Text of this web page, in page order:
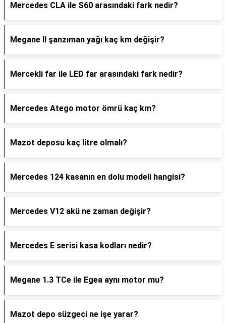
Mercedes CLA ile S60 arasındaki fark nedir?
Megane II şanzıman yağı kaç km değişir?
Mercekli far ile LED far arasındaki fark nedir?
Mercedes Atego motor ömrü kaç km?
Mazot deposu kaç litre olmalı?
Mercedes 124 kasanın en dolu modeli hangisi?
Mercedes V12 akü ne zaman değişir?
Mercedes E serisi kasa kodları nedir?
Megane 1.3 TCe ile Egea aynı motor mu?
Mazot depo süzgeci ne işe yarar?